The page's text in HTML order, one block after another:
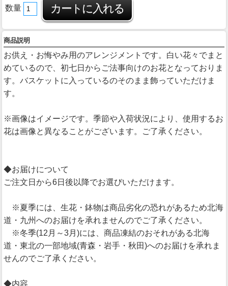
数量
商品説明
お供え・お悔やみ用のアレンジメントです。白い花々でまと
めているので、初七日からご法事向けのお花となっておりま
す。バスケットに入っているのそのまま飾っていただけま
す。
※画像はイメージです。季節や入荷状況により、使用するお
花は画像と異なることがございます。ご了承ください。
◆お届けについて
ご注文日から6日後以降でお選びいただけます。
※夏季には、生花・鉢物は商品劣化の恐れがあるため北海
道・九州へのお届けを承れませんのでご了承ください。
※冬季(12月～3月)には、商品凍結のおそれがある北海
道・東北の一部地域(青森・岩手・秋田)へのお届けを承れま
せんのでご了承ください。
◆内容